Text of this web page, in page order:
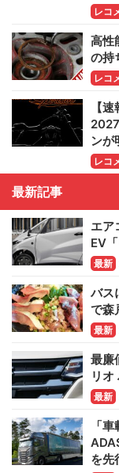
レコ
高性
の持
レコ
【
ンが
レコ
最新記事
エア
EV
最新
バス
で森
最新
最廉
リ
最新
「
を先